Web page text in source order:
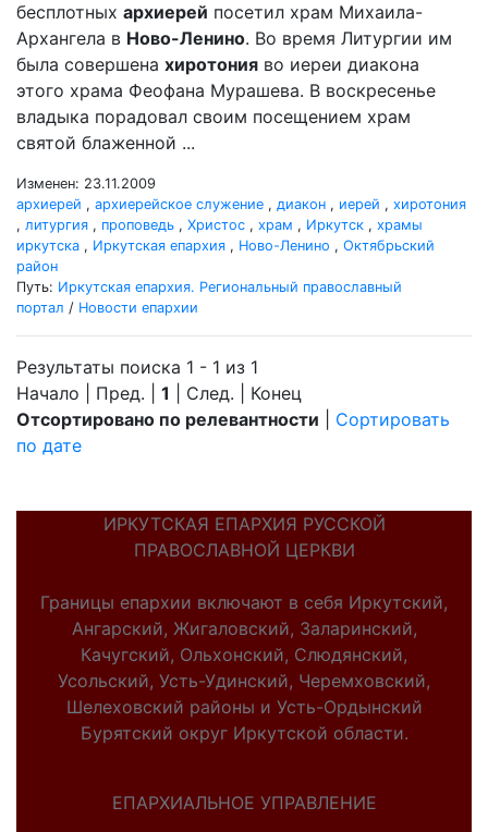
бесплотных архиерей посетил храм Михаила-
Архангела в Ново-Ленино. Во время Литургии им
была совершена хиротония во иереи диакона
этого храма Феофана Мурашева. В воскресенье
владыка порадовал своим посещением храм
святой блаженной ...
Изменен: 23.11.2009
архиерей , архиерейское служение , диакон , иерей , хиротония
, литургия , проповедь , Христос , храм , Иркутск , храмы
иркутска , Иркутская епархия , Ново-Ленино , Октябрьский
район
Путь: Иркутская епархия. Региональный православный
портал / Новости епархии
Результаты поиска 1 - 1 из 1
Начало | Пред. | 1 | След. | Конец
Отсортировано по релевантности
Сортировать
по дате
ИРКУТСКАЯ ЕПАРХИЯ РУССКОЙ
ПРАВОСЛАВНОЙ ЦЕРКВИ
Границы епархии включают в себя Иркутский,
Ангарский, Жигаловский, Заларинский,
Качугский, Ольхонский, Слюдянский,
Усольский, Усть-Удинский, Черемховский,
Шелеховский районы и Усть-Ордынский
Бурятский округ Иркутской области.
ЕПАРХИАЛЬНОЕ УПРАВЛЕНИЕ